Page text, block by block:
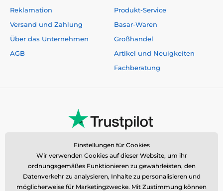
Reklamation
Versand und Zahlung
Über das Unternehmen
AGB
Produkt-Service
Basar-Waren
Großhandel
Artikel und Neuigkeiten
Fachberatung
Einstellungen für Cookies
Wir verwenden Cookies auf dieser Website, um ihr
ordnungsgemäßes Funktionieren zu gewährleisten, den
Datenverkehr zu analysieren, Inhalte zu personalisieren und
möglicherweise für Marketingzwecke. Mit Zustimmung können